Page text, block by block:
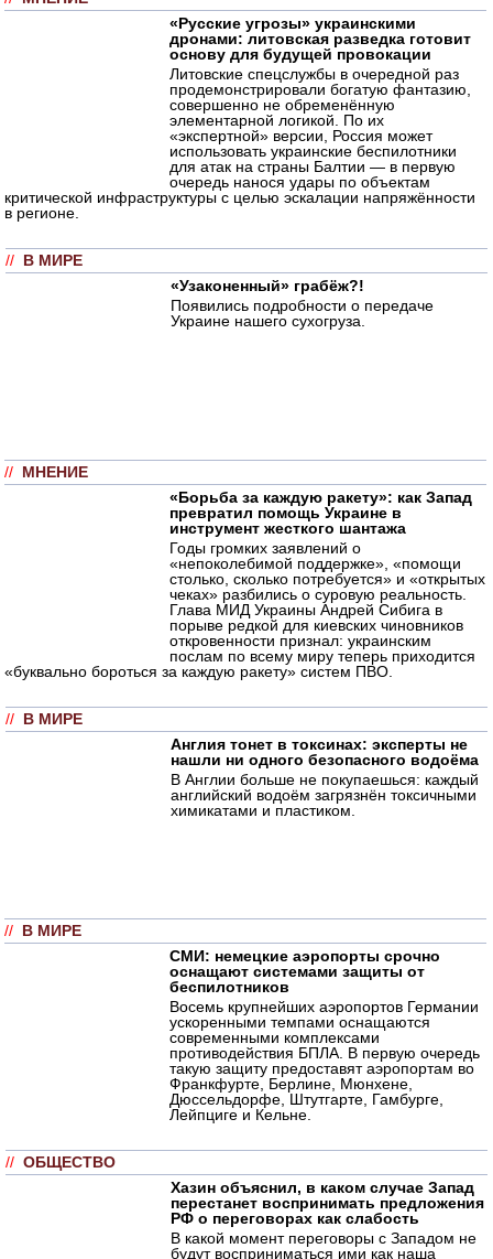
«Русские угрозы» украинскими
дронами: литовская разведка готовит
основу для будущей провокации
Литовские спецслужбы в очередной раз
продемонстрировали богатую фантазию,
совершенно не обременённую
элементарной логикой. По их
«экспертной» версии, Россия может
использовать украинские беспилотники
для атак на страны Балтии — в первую
очередь нанося удары по объектам
критической инфраструктуры с целью эскалации напряжённости
в регионе.
// В МИРЕ
«Узаконенный» грабёж?!
Появились подробности о передаче
Украине нашего сухогруза.
// МНЕНИЕ
«Борьба за каждую ракету»: как Запад
превратил помощь Украине в
инструмент жесткого шантажа
Годы громких заявлений о
«непоколебимой поддержке», «помощи
столько, сколько потребуется» и «открытых
чеках» разбились о суровую реальность.
Глава МИД Украины Андрей Сибига в
порыве редкой для киевских чиновников
откровенности признал: украинским
послам по всему миру теперь приходится
«буквально бороться за каждую ракету» систем ПВО.
// В МИРЕ
Англия тонет в токсинах: эксперты не
нашли ни одного безопасного водоёма
В Англии больше не покупаешься: каждый
английский водоём загрязнён токсичными
химикатами и пластиком.
// В МИРЕ
СМИ: немецкие аэропорты срочно
оснащают системами защиты от
беспилотников
Восемь крупнейших аэропортов Германии
ускоренными темпами оснащаются
современными комплексами
противодействия БПЛА. В первую очередь
такую защиту предоставят аэропортам во
Франкфурте, Берлине, Мюнхене,
Дюссельдорфе, Штутгарте, Гамбурге,
Лейпциге и Кельне.
// ОБЩЕСТВО
Хазин объяснил, в каком случае Запад
перестанет воспринимать предложения
РФ о переговорах как слабость
В какой момент переговоры с Западом не
будут восприниматься ими как наша